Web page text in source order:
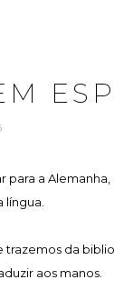
a
língua.
trazemos da
aos manos.